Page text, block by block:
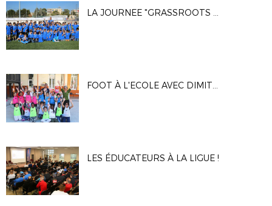
LA JOURNEE "GRASSROOTS UEFA" À MARSEILLE AVEC DAVID TREZEGUET (STADE SEVAN)
FOOT À L'ECOLE AVEC DIMITRI PAYET À MARSEILLE !
LES ÉDUCATEURS À LA LIGUE !